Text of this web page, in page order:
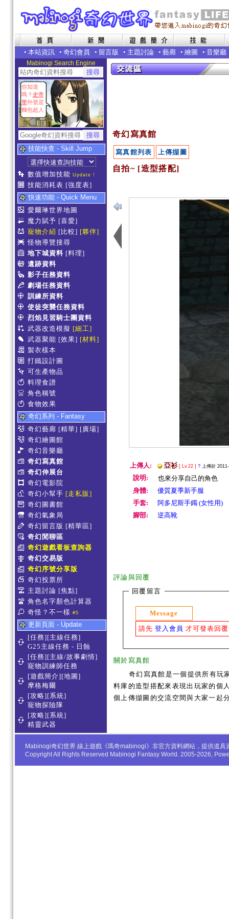
• 本站資訊 • 奇幻會員 • 留言版 • 主題討論 • 藝廊 • 繪圖 • 音樂廳
Mabinogi Search Engine
你知道
嗎？ 史帝
華外號是
麵包超人
技能快查 - Skill Jump
數值增加技能 Update !
技能消耗表 [強度表]
快速功能 - Quick Menu
愛爾琳世界地圖
魔力賦予 [喜愛]
寵物介紹 [比較] [夥伴]
怪物導覽搜尋
地下城資料 [料理]
遺跡資料
影子任務資料
劇場任務資料
訓練所資料
使徒突襲任務資料
烈焰見習騎士團資料
武器改造模擬 [細工]
武器聚能 [效果] [材料]
製衣樣本
打鐵設計圖
可生產物品
料理食譜
角色稱號
食物效果
奇幻系列 - Fantasy
奇幻藝廊 [精華] [廣場]
奇幻繪圖館
奇幻音樂廳
奇幻寫真館
奇幻伸展台
奇幻電影院
奇幻小幫手 [走私販]
奇幻圖書館
奇幻氣象局
奇幻留言版 [精華區]
奇幻閒聊區
奇幻遊戲看板查詢器
奇幻交易版
奇幻序號分享版
奇幻投票所
主題討論 [焦點]
角色名字顏色計算器
奇怪？不一樣 #5
更新頁面 - Update
[任務][主線任務]
G25主線任務 - 日蝕
[任務][主線/故事劇情]
寵物訓練師任務
[遊戲簡介][地圖]
摩格梅爾
[攻略][系統]
寵物探險隊
[攻略][系統]
精靈武器
奇幻寫真館
寫真館列表 上傳擷圖
自拍~ [造型搭配]
上傳人: 亞衫 [ Lv.22 ] ? 上傳於
說明:
也來分享自己的角色
身體:
優質夏季新手服
手套:
阿多尼斯手鐲 (女性用)
腳部:
逆高靴
評論與回覆
回覆留言
Message
請先 登入會員 才可發表回
關於寫真館
奇幻寫真館是一個提供所有玩
料庫的造型搭配來表現出玩家的個
個上傳擷圖的交流空間與大家一起
Mabinogi奇幻世界 線上遊戲《瑪奇mabinogi》非官方資料網站，提供道
Copyright All Rights Reserved Mabinogi Fantasy World. 2005-2026,